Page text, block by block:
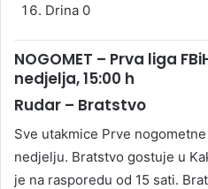
Drina 0
NOGOMET – Prva liga
nedjelja, 15:00 h
Rudar – Bratstvo
Sve utakmice Prve
nedjelju. Bratstvo gostuje u
je na rasporedu od 15 sati.